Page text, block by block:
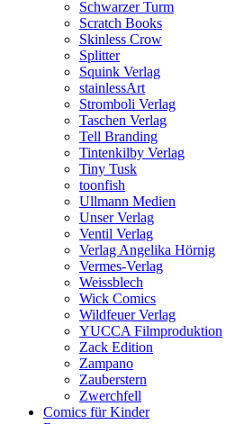
Schwarzer Turm
Scratch Books
Skinless Crow
Splitter
Squink Verlag
stainlessArt
Stromboli Verlag
Taschen Verlag
Tell Branding
Tintenkilby Verlag
Tiny Tusk
toonfish
Ullmann Medien
Unser Verlag
Ventil Verlag
Verlag Angelika Hörnig
Vermes-Verlag
Weissblech
Wick Comics
Wildfeuer Verlag
YUCCA Filmproduktion
Zack Edition
Zampano
Zauberstern
Zwerchfell
Comics für Kinder